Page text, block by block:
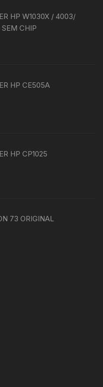
HP W1030X / 4003/
CHIP
HP CE505A
HP CP1025
73 ORIGINAL